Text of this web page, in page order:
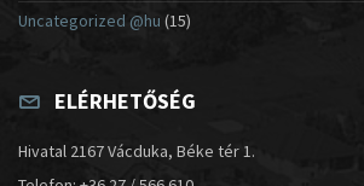
Uncategorized @hu (15)
ELÉRHETŐSÉG
Hivatal 2167 Vácduka, Béke tér 1.